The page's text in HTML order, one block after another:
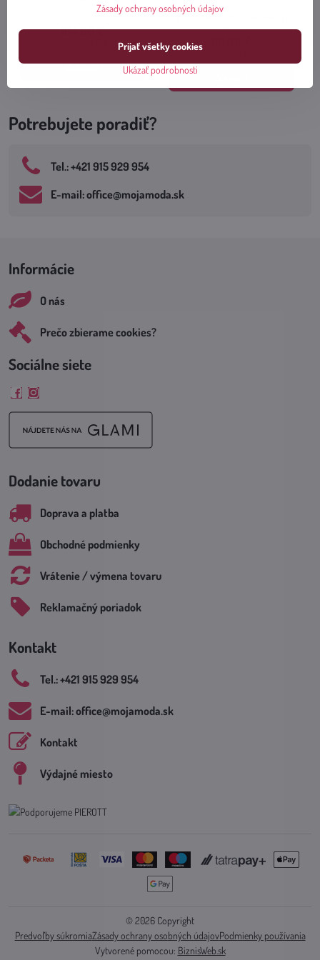
104.80 €
Zobraziť
NA EXTERNOM SKLADE, Doručíme do 3-5
prac.dní
Potrebujete poradiť?
Tel​.: +421 915 929 954
E-mail: office​@mojamoda​.sk
Informácie
O nás
Prečo zbierame cookies?
Sociálne siete
FacebookInstagram
Dodanie tovaru
Doprava a platba
Obchodné podmienky
Vrátenie / výmena tovaru
Reklamačný poriadok
Kontakt
Tel​.: +421 915 929 954
E-mail: office​@mojamoda​.sk
Kontakt
Výdajné miesto
©2026 Copyright
Predvoľby súkromiaZásady ochrany osobných údajovPodmienky používania
Vytvorené pomocou: BiznisWeb.sk
Zásady ochrany osobných údajov
Ukázať podrobnosti
Prijať všetky cookies